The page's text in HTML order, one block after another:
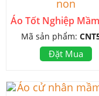
Áo Tốt Nghiệp
Mã sản phẩm:
Đặt Mua